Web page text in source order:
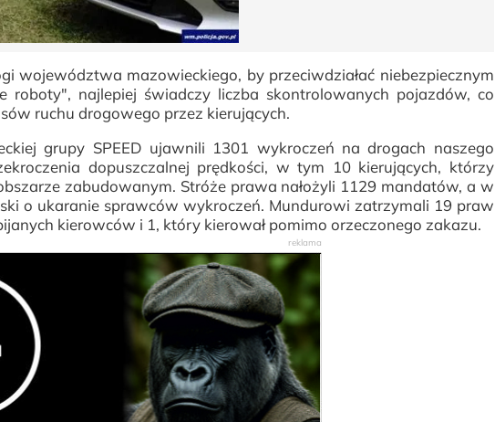
województwa mazowieckiego, by przeciwdziałać niebezpiecznym
roboty", najlepiej świadczy liczba skontrolowanych pojazdów, co
ruchu drogowego przez kierujących.
grupy SPEED ujawnili 1301 wykroczeń na drogach naszego
dopuszczalnej prędkości, w tym 10 kierujących, którzy
zabudowanym. Stróże prawa nałożyli 1129 mandatów, a w
o ukaranie sprawców wykroczeń. Mundurowi zatrzymali 19 praw
kierowców i 1, który kierował pomimo orzeczonego zakazu.